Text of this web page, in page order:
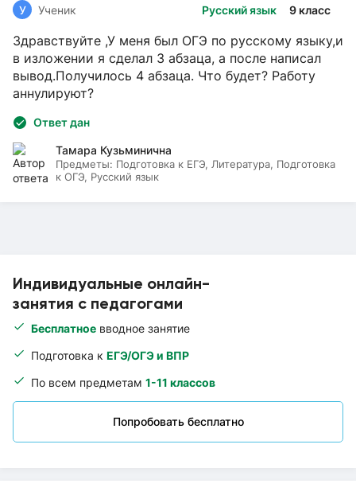
Индивидуальные онлайн-
занятия с педагогами
Бесплатное вводное занятие
Подготовка к ЕГЭ/ОГЭ и ВПР
По всем предметам 1-11 классов
Попробовать бесплатно
Русский язык 9 класс
У Ученик
Здравствуйте ,У меня был ОГЭ по русскому языку,и
в изложении я сделал 3 абзаца, а после написал
вывод.Получилось 4 абзаца. Что будет? Работу
аннулируют?
Ответ дан
Тамара Кузьминична
Предметы: Подготовка к ЕГЭ, Литература, Подготовка
к ОГЭ, Русский язык